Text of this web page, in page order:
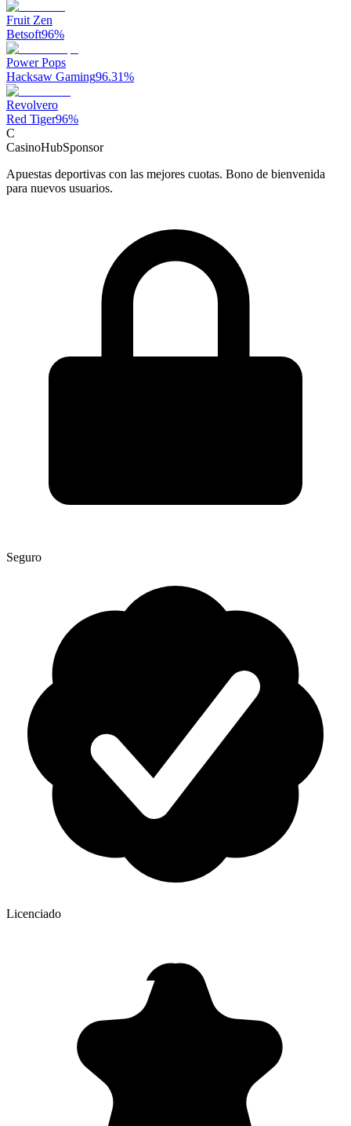
Fruit Zen
Betsoft96%
Power Pops
Hacksaw Gaming96.31%
Revolvero
Red Tiger96%
C
CasinoHubSponsor
Apuestas deportivas con las mejores cuotas. Bono de bienvenida
para nuevos usuarios.
Seguro
Licenciado